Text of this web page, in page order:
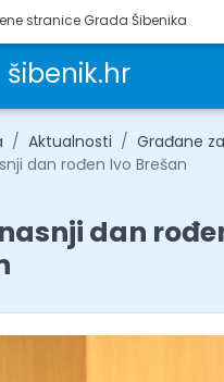
stranice Grada Šibenika
šibenik.hr
Aktualnosti
Građane
dan rođen Ivo Brešan
dan